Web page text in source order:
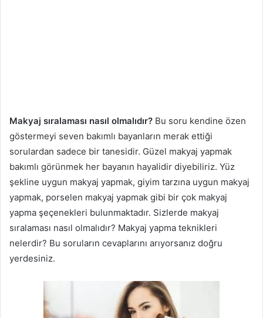
Makyaj sıralaması nasıl olmalıdır? Bu soru kendine özen
göstermeyi seven bakımlı bayanların merak ettiği
sorulardan sadece bir tanesidir. Güzel makyaj yapmak
bakımlı görünmek her bayanın hayalidir diyebiliriz. Yüz
şekline uygun makyaj yapmak, giyim tarzına uygun makyaj
yapmak, porselen makyaj yapmak gibi bir çok makyaj
yapma şeçenekleri bulunmaktadır. Sizlerde makyaj
sıralaması nasıl olmalıdır? Makyaj yapma teknikleri
nelerdir? Bu soruların cevaplarını arıyorsanız doğru
yerdesiniz.